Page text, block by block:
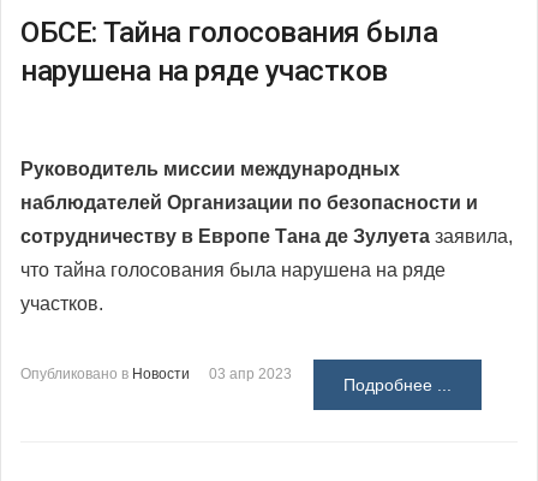
ОБСЕ: Тайна голосования была
нарушена на ряде участков
Руководитель миссии международных
наблюдателей Организации по безопасности и
сотрудничеству в Европе Тана де Зулуета заявила,
что тайна голосования была нарушена на ряде
участков.
Опубликовано в Новости 03 апр 2023
Подробнее ...